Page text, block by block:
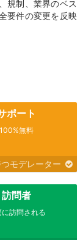
規制、業界のベス
要件の変更を反映
ポート
100%無料
モデレーター
訪問者
に訪問される